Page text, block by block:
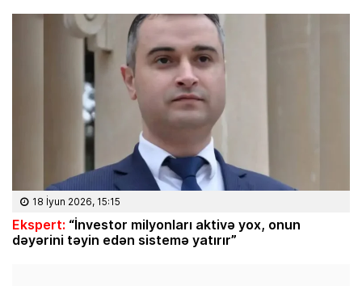
18 İyun 2026, 15:15
Ekspert: “İnvestor milyonları aktivə yox, onun
dəyərini təyin edən sistemə yatırır”